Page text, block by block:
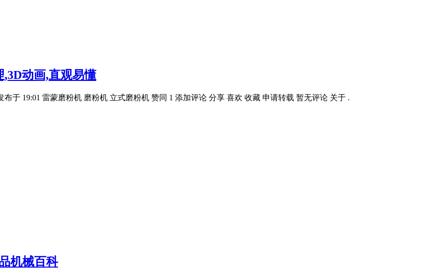
动画,直观易懂
于 19:01 雷蒙磨粉机 磨粉机 立式磨粉机 赞同 1 添加评论 分享 喜欢 收藏 申请转载 暂无评论 关于 .
机械百科